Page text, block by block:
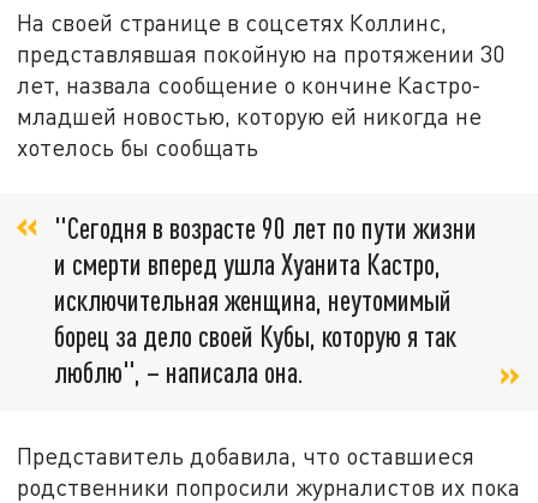
На своей странице в соцсетях Коллинс,
представлявшая покойную на протяжении 30
лет, назвала сообщение о кончине Кастро-
младшей новостью, которую ей никогда не
хотелось бы сообщать
"Сегодня в возрасте 90 лет по пути жизни
и смерти вперед ушла Хуанита Кастро,
исключительная женщина, неутомимый
борец за дело своей Кубы, которую я так
люблю", – написала она.
Представитель добавила, что оставшиеся
родственники попросили журналистов их пока